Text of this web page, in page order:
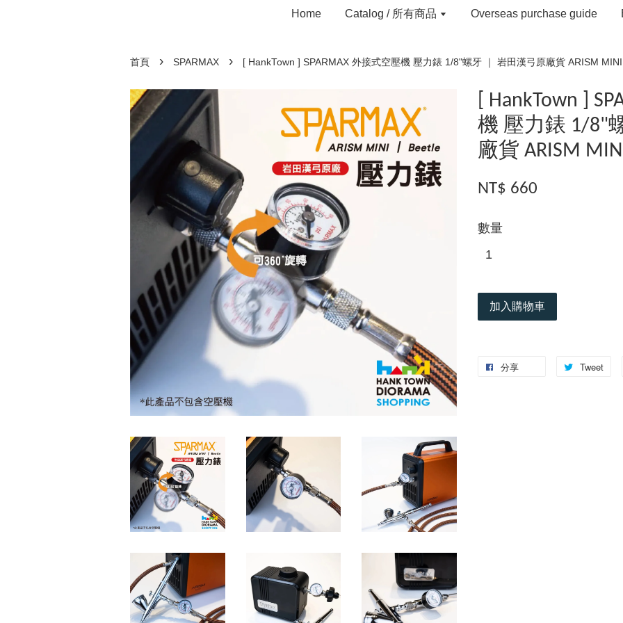
Home Catalog / 所有商品 Overseas purchase guide
首頁 › SPARMAX › [ HankTown ] SPARMAX 外接式空壓機 壓力錶 1/8"螺牙 ｜ 岩田漢弓原廠貨 ARISM
[ HankTown ]
機 壓力錶 1/8"
廠貨 ARISM
NT$ 660
數量
加入購物車
分享 Tweet